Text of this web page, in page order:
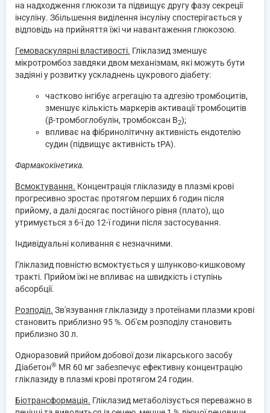
на надходження глюкози та підвищує другу фазу секреції
інсуліну. Збільшення виділення інсуліну спостерігається у
відповідь на прийняття їжі чи навантаження глюкозою.
Гемоваскулярні властивості. Гліклазид зменшує
мікротромбоз завдяки двом механізмам, які можуть бути
задіяні у розвитку ускладнень цукрового діабету:
частково інгібує агрегацію та адгезію тромбоцитів,
зменшує кількість маркерів активації тромбоцитів
(β-тромбоглобулін, тромбоксан В2);
впливає на фібринолітичну активність ендотелію
судин (підвищує активність tРА).
Фармакокінетика.
Всмоктування. Концентрація гліклазиду в плазмі крові
прогресивно зростає протягом перших 6 годин після
прийому, а далі досягає постійного рівня (плато), що
утримується з 6-ї до 12-ї години після застосування.
Індивідуальні коливання є незначними.
Гліклазид повністю всмоктується у шлунково-кишковому
тракті. Прийом їжі не впливає на швидкість i ступінь
абсорбції.
Розподіл. Зв'язування гліклазиду з протеїнами плазми крові
становить приблизно 95 %. Об'єм розподілу становить
приблизно 30 л.
Одноразовий прийом добової дози лікарського засобу
Діабетон® MR 60 мг забезпечує ефективну концентрацію
гліклазиду в плазмі крові протягом 24 годин.
Біотрансформація. Гліклазид метаболізується переважно в